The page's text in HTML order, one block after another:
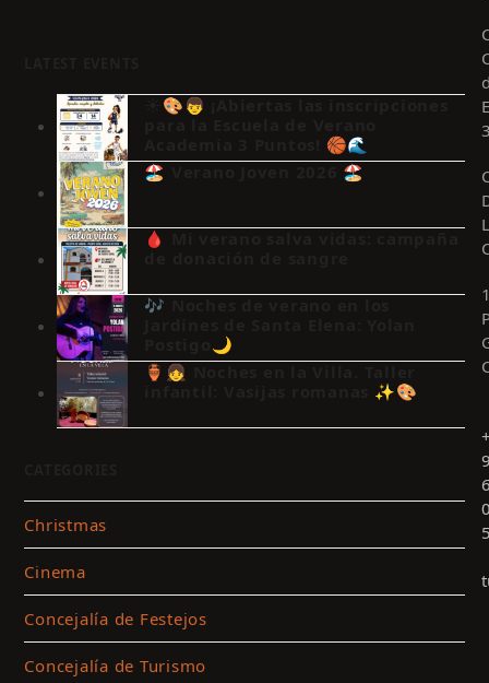
☀️🎨👦 ¡Abiertas las inscripciones
Academia 3 Puntos! 🏀🌊
🏖️ Verano Joven 2026 🏖️
🩸 Mi verano salva vidas: campaña
🎶 Noches de verano en los
Postigo🌙
🏺👧 Noches en la Villa. Taller
infantil: Vasijas romanas ✨🎨
Christmas
Cinema
Concejalía de Festejos
Concejalía de Turismo